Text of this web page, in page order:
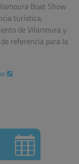
Boat Show
turística,
de Vilamoura y
referencia para la